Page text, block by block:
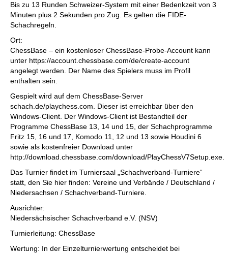
Bis zu 13 Runden Schweizer-System mit einer Bedenkzeit von 3
Minuten plus 2 Sekunden pro Zug. Es gelten die FIDE-
Schachregeln.
Ort:
ChessBase – ein kostenloser ChessBase-Probe-Account kann
unter https://account.chessbase.com/de/create-account
angelegt werden. Der Name des Spielers muss im Profil
enthalten sein.
Gespielt wird auf dem ChessBase-Server
schach.de/playchess.com. Dieser ist erreichbar über den
Windows-Client. Der Windows-Client ist Bestandteil der
Programme ChessBase 13, 14 und 15, der Schachprogramme
Fritz 15, 16 und 17, Komodo 11, 12 und 13 sowie Houdini 6
sowie als kostenfreier Download unter
http://download.chessbase.com/download/PlayChessV7Setup.exe.
Das Turnier findet im Turniersaal „Schachverband-Turniere“
statt, den Sie hier finden: Vereine und Verbände / Deutschland /
Niedersachsen / Schachverband-Turniere.
Ausrichter:
Niedersächsischer Schachverband e.V. (NSV)
Turnierleitung: ChessBase
Wertung: In der Einzelturnierwertung entscheidet bei